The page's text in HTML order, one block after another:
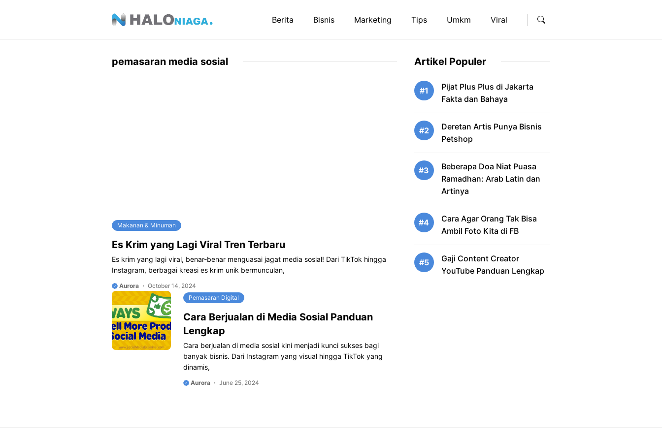
Berita Bisnis Marketing Tips Umkm Viral
pemasaran media sosial
Makanan & Minuman
Es Krim yang Lagi Viral Tren Terbaru
Es krim yang lagi viral, benar-benar menguasai jagat media sosial! Dari TikTok hingga
Instagram, berbagai kreasi es krim unik bermunculan,
Aurora
October 14, 2024
Pemasaran Digital
Cara Berjualan di Media Sosial Panduan
Lengkap
Cara berjualan di media sosial kini menjadi kunci sukses bagi
banyak bisnis. Dari Instagram yang visual hingga TikTok yang
dinamis,
Aurora June 25, 2024
Artikel Populer
#1
Pijat Plus Plus di Jakarta
Fakta dan Bahaya
#2
Deretan Artis Punya Bisnis
Petshop
#3
Beberapa Doa Niat Puasa
Ramadhan: Arab Latin dan
Artinya
#4
Cara Agar Orang Tak Bisa
Ambil Foto Kita di FB
#5
Gaji Content Creator
YouTube Panduan Lengkap